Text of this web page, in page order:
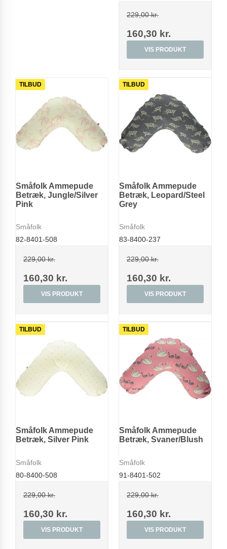
229,00 kr.
160,30 kr.
VIS PRODUKT
TILBUD
Småfolk Ammepude
Betræk, Jungle/Silver
Pink
Småfolk
82-8401-508
229,00 kr.
160,30 kr.
VIS PRODUKT
TILBUD
Småfolk Ammepude
Betræk, Leopard/Steel
Grey
Småfolk
83-8400-237
229,00 kr.
160,30 kr.
VIS PRODUKT
TILBUD
Småfolk Ammepude
Betræk, Silver Pink
Småfolk
80-8400-508
229,00 kr.
160,30 kr.
VIS PRODUKT
TILBUD
Småfolk Ammepude
Betræk, Svaner/Blush
Småfolk
91-8401-502
229,00 kr.
160,30 kr.
VIS PRODUKT